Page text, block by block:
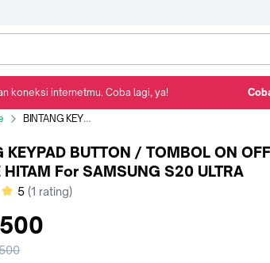
BINTANG KEYPAD BUTTON / TOMBOL ON OFF + VOLUME HITAM For SAMSUNG S20 ULTRA
KEYPAD BUTTON / TOMBOL ON
HITAM For SAMSUNG S20 ULTRA
bintang
5 (1 rating)
koneksi internetmu. Coba lagi, ya!